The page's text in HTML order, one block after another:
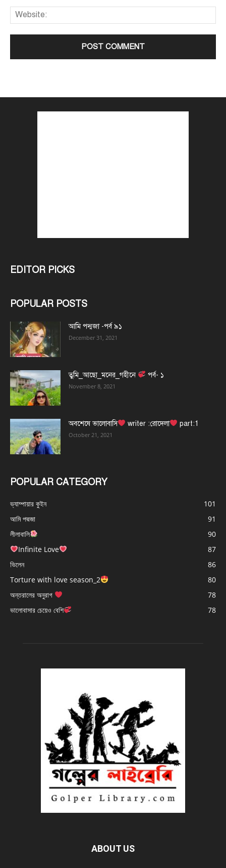
EDITOR PICKS
POPULAR POSTS
আমি পদ্মজা -পর্ব ৯১
December 31, 2021
তুমি_আছো_মনের_গহীনে পর্ব- ১
November 8, 2021
অবশেষে ভালোবাসি writer :রোদেলা part:1
October 21, 2021
POPULAR CATEGORY
ভ্যাম্পায়ার কুইন
101
আমি পদ্মজা
91
লীলাবালি
90
Infinite Love
87
ভিলেন
86
Torture with love season_2
80
অন্তরালের অনুরাগ
78
ভালোবাসার চেয়েও বেশি
78
ABOUT US